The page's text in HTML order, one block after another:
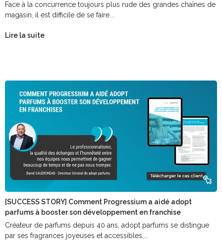
Face à la concurrence toujours plus rude des grandes chaînes de
magasin, il est difficile de se faire...
Lire la suite
[SUCCESS STORY] Comment Progressium a aidé adopt
parfums à booster son développement en franchise
Créateur de parfums depuis 40 ans, adopt parfums se distingue
par ses fragrances joyeuses et accessibles,...